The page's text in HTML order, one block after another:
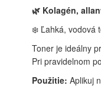
🌿 Kolagén,
❄️ Ľahká, vodová
Toner je ideálny
Pri pravidelnom
Použitie: Aplikuj